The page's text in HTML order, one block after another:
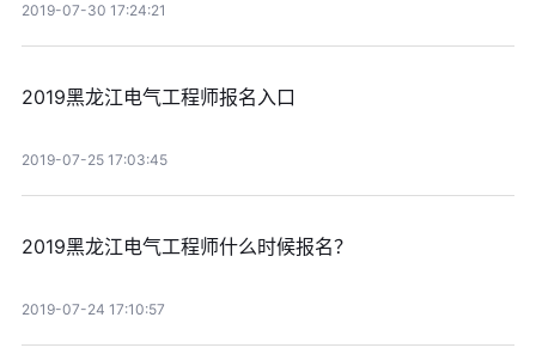
2019-07-30 17:24:21
2019黑龙江电气工程师报名入口
2019-07-25 17:03:45
2019黑龙江电气工程师什么时候报名？
2019-07-24 17:10:57